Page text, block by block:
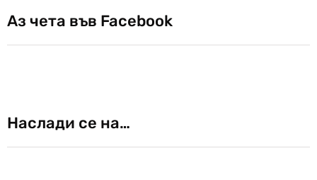
Аз чета във Facebook
Наслади се на…